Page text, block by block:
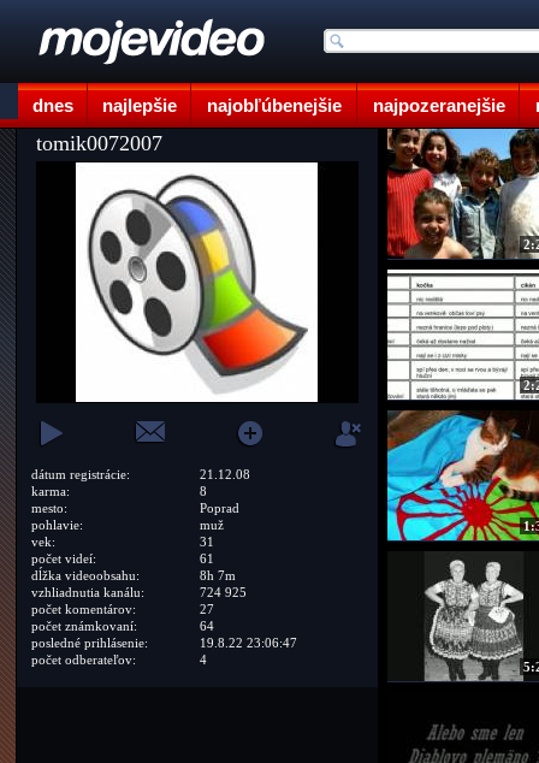
dnes najlepšie najobľúbenejšie najpozeranejšie
tomik0072007
dátum registrácie:
21.12.08
karma:
8
mesto:
Poprad
pohlavie:
muž
vek:
31
počet videí:
61
dĺžka videoobsahu:
8h 7m
vzhliadnutia kanálu:
724 925
počet komentárov:
27
počet známkovaní:
64
posledné prihlásenie:
19.8.22 23:06:47
počet odberateľov:
4